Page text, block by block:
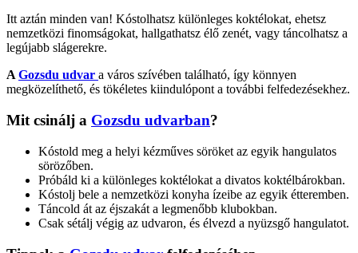
Itt aztán minden van! Kóstolhatsz különleges koktélokat, ehetsz
nemzetközi finomságokat, hallgathatsz élő zenét, vagy táncolhatsz a
legújabb slágerekre.
AGozsdu udvar a város szívében található, így könnyen
megközelíthető, és tökéletes kiindulópont a további felfedezésekhez.
Mit csinálj a Gozsdu udvarban?
Kóstold meg a helyi kézműves söröket az egyik hangulatos
sörözőben.
Próbáld ki a különleges koktélokat a divatos koktélbárokban.
Kóstolj bele a nemzetközi konyha ízeibe az egyik étteremben.
Táncold át az éjszakát a legmenőbb klubokban.
Csak sétálj végig az udvaron, és élvezd a nyüzsgő hangulatot.